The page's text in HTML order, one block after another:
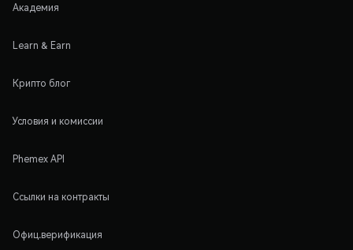
Академия
Learn & Earn
Крипто блог
Условия и комиссии
Phemex API
Ссылки на контракты
Офиц.верификация